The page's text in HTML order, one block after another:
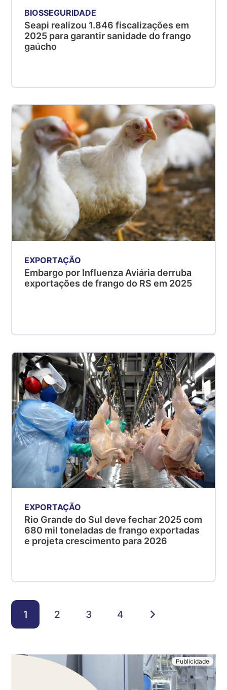
BIOSSEGURIDADE
Seapi realizou 1.846 fiscalizações em
2025 para garantir sanidade do frango
gaúcho
EXPORTAÇÃO
Embargo por Influenza Aviária derruba
exportações de frango do RS em 2025
EXPORTAÇÃO
Rio Grande do Sul deve fechar 2025 com
680 mil toneladas de frango exportadas
e projeta crescimento para 2026
1 2 3 4